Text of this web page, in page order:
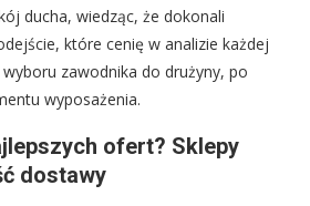
ducha, wiedząc, że dokonali
które cenię w analizie każdej
zawodnika do drużyny, po
wyposażenia.
ofert? Sklepy
dostawy